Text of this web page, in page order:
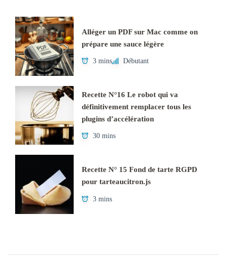
Alléger un PDF sur Mac comme on
prépare une sauce légère
3 mins Débutant
Recette N°16 Le robot qui va
définitivement remplacer tous les
plugins d’accélération
30 mins
Recette N° 15 Fond de tarte RGPD
pour tarteaucitron.js
3 mins